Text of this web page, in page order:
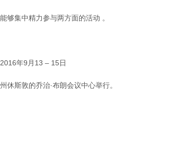
够集中精力参与两方面的活动 。
年9月13 – 15日
休斯敦的乔治·布朗会议中心举行。